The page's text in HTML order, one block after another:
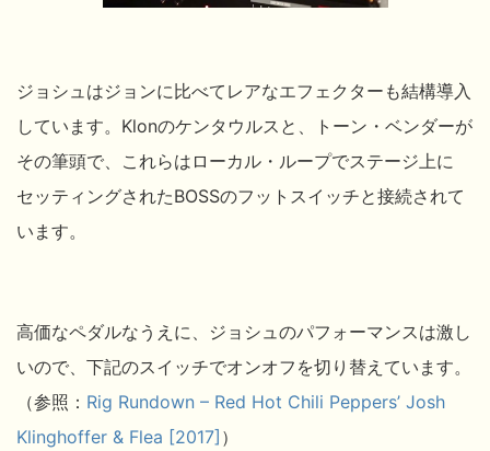
ジョシュはジョンに比べてレアなエフェクターも結構導入
しています。Klonのケンタウルスと、トーン・ベンダーが
その筆頭で、これらはローカル・ループでステージ上に
セッティングされたBOSSのフットスイッチと接続されて
います。
高価なペダルなうえに、ジョシュのパフォーマンスは激し
いので、下記のスイッチでオンオフを切り替えています。
（参照： Rig Rundown – Red Hot Chili Peppers’ Josh
Klinghoffer & Flea [2017] ）